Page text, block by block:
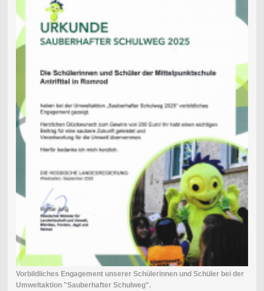
Vorbildliches Engagement unserer Schülerinnen und Schüler bei der
Umweltaktion "Sauberhafter Schulweg".